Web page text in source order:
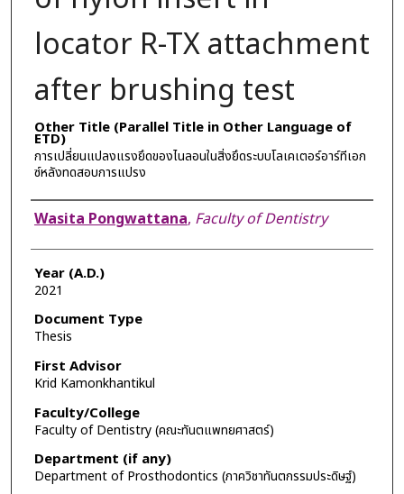
locator R-TX attachment
after brushing test
Other Title (Parallel Title in Other Language of
ETD)
การเปลี่ยนแปลงแรงยึดของไนลอนในสิ่งยึดระบบโลเคเตอร์อาร์ทีเอก
ซ์หลังทดสอบการแปรง
Author
Wasita Pongwattana, Faculty of Dentistry
Year (A.D.)
2021
Document Type
Thesis
First Advisor
Krid Kamonkhantikul
Faculty/College
Faculty of Dentistry (คณะทันตแพทยศาสตร์)
Department (if any)
Department of Prosthodontics (ภาควิชาทันตกรรมประดิษฐ์)